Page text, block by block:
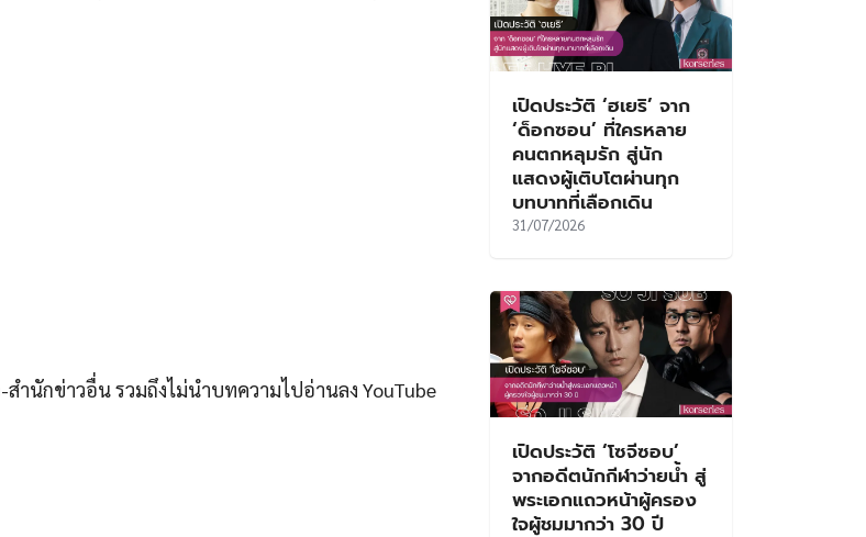
นักข่าวอื่น รวมถึงไม่นำบทความไปอ่านลง YouTube
เปิดประวัติ ‘ฮเยริ’ จาก
‘ด็อกซอน’ ที่ใครหลาย
คนตกหลุมรัก สู่นัก
แสดงผู้เติบโตผ่านทุก
บทบาทที่เลือกเดิน
31/07/2026
เปิดประวัติ ‘โซจีซอบ’
จากอดีตนักกีฬาว่ายน้ำ สู่
พระเอกแถวหน้าผู้ครอง
ใจผู้ชมมากว่า 30 ปี